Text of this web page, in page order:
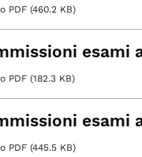
PDF (460.2 KB)
esami
PDF (182.3 KB)
esami
PDF (445.5 KB)